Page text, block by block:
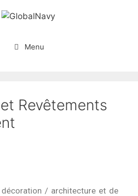
Menu
Revêtements
/ architecture et de